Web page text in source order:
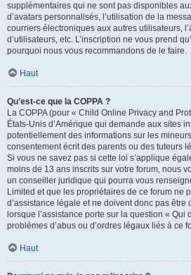
supplémentaires qui ne sont pas disponibles
d’avatars personnalisés, l’utilisation de la
courriers électroniques aux autres utilisateurs,
d’utilisateurs, etc. L’inscription ne vous prend
pourquoi nous vous recommandons de le faire.
Haut
Qu’est-ce que la COPPA ?
La COPPA (pour « Child Online Privacy and
États-Unis d’Amérique qui demande aux sites
potentiellement des informations sur les
consentement écrit des parents ou des tuteurs
Si vous ne savez pas si cette loi s’applique
moins de 13 ans inscrits sur votre forum, nous
un conseiller juridique qui pourra vous
Limited et que les propriétaires de ce forum ne
d’assistance légale et ne doivent donc pas être
lorsque l’assistance porte sur la question « Qui
problèmes d’abus ou d’ordres légaux liés à ce
Haut